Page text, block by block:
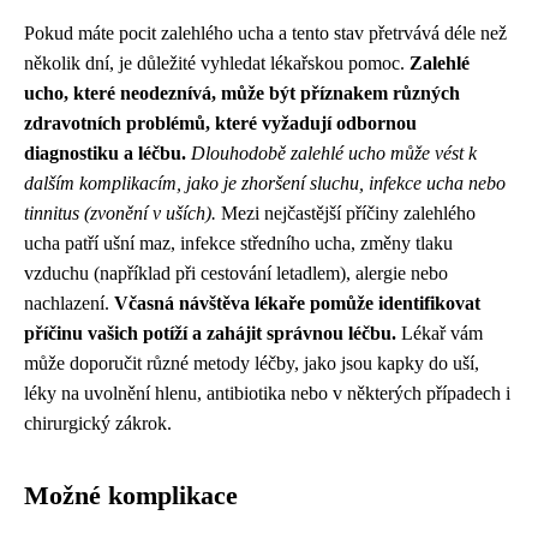
Pokud máte pocit zalehlého ucha a tento stav přetrvává déle než
několik dní, je důležité vyhledat lékařskou pomoc. Zalehlé
ucho, které neodeznívá, může být příznakem různých
zdravotních problémů, které vyžadují odbornou
diagnostiku a léčbu. Dlouhodobě zalehlé ucho může vést k
dalším komplikacím, jako je zhoršení sluchu, infekce ucha nebo
tinnitus (zvonění v uších). Mezi nejčastější příčiny zalehlého
ucha patří ušní maz, infekce středního ucha, změny tlaku
vzduchu (například při cestování letadlem), alergie nebo
nachlazení. Včasná návštěva lékaře pomůže identifikovat
příčinu vašich potíží a zahájit správnou léčbu. Lékař vám
může doporučit různé metody léčby, jako jsou kapky do uší,
léky na uvolnění hlenu, antibiotika nebo v některých případech i
chirurgický zákrok.
Možné komplikace